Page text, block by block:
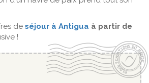
de séjour à Antigua à partir de
!